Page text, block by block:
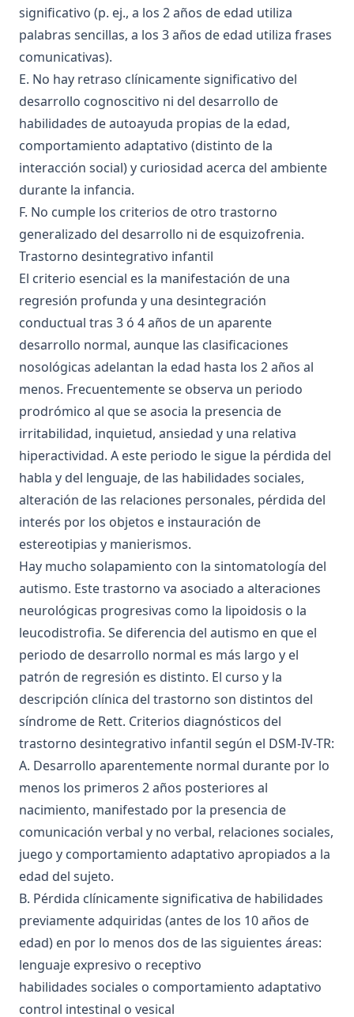
significativo (p. ej., a los 2 años de edad utiliza
palabras sencillas, a los 3 años de edad utiliza frases
comunicativas).
E. No hay retraso clínicamente significativo del
desarrollo cognoscitivo ni del desarrollo de
habilidades de autoayuda propias de la edad,
comportamiento adaptativo (distinto de la
interacción social) y curiosidad acerca del ambiente
durante la infancia.
F. No cumple los criterios de otro trastorno
generalizado del desarrollo ni de esquizofrenia.
Trastorno desintegrativo infantil
El criterio esencial es la manifestación de una
regresión profunda y una desintegración
conductual tras 3 ó 4 años de un aparente
desarrollo normal, aunque las clasificaciones
nosológicas adelantan la edad hasta los 2 años al
menos. Frecuentemente se observa un periodo
prodrómico al que se asocia la presencia de
irritabilidad, inquietud, ansiedad y una relativa
hiperactividad. A este periodo le sigue la pérdida del
habla y del lenguaje, de las habilidades sociales,
alteración de las relaciones personales, pérdida del
interés por los objetos e instauración de
estereotipias y manierismos.
Hay mucho solapamiento con la sintomatología del
autismo. Este trastorno va asociado a alteraciones
neurológicas progresivas como la lipoidosis o la
leucodistrofia. Se diferencia del autismo en que el
periodo de desarrollo normal es más largo y el
patrón de regresión es distinto. El curso y la
descripción clínica del trastorno son distintos del
síndrome de Rett. Criterios diagnósticos del
trastorno desintegrativo infantil según el DSM-IV-TR:
A. Desarrollo aparentemente normal durante por lo
menos los primeros 2 años posteriores al
nacimiento, manifestado por la presencia de
comunicación verbal y no verbal, relaciones sociales,
juego y comportamiento adaptativo apropiados a la
edad del sujeto.
B. Pérdida clínicamente significativa de habilidades
previamente adquiridas (antes de los 10 años de
edad) en por lo menos dos de las siguientes áreas:
lenguaje expresivo o receptivo
habilidades sociales o comportamiento adaptativo
control intestinal o vesical